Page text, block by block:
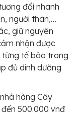
đối nhanh
người thân,…
giữ nguyên
nhận được
từng tế bào trong
đủ dinh dưỡng
hàng Cây
500.000 vnđ